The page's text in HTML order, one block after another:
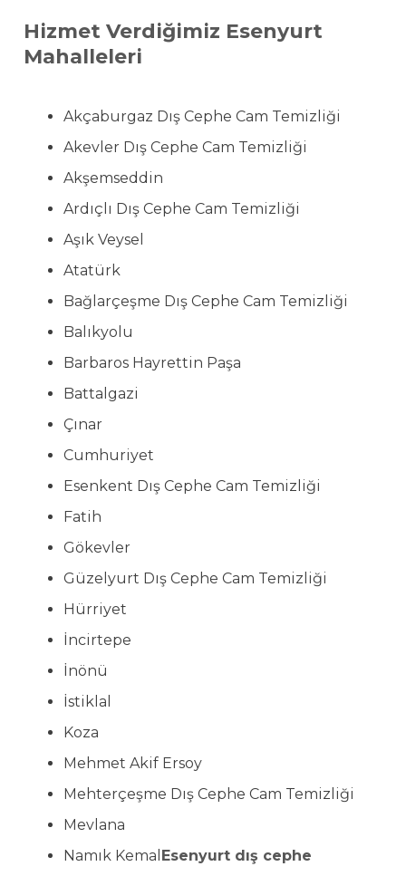
Hizmet Verdiğimiz Esenyurt
Mahalleleri
Akçaburgaz Dış Cephe Cam Temizliği
Akevler Dış Cephe Cam Temizliği
Akşemseddin
Ardıçlı Dış Cephe Cam Temizliği
Aşık Veysel
Atatürk
Bağlarçeşme Dış Cephe Cam Temizliği
Balıkyolu
Barbaros Hayrettin Paşa
Battalgazi
Çınar
Cumhuriyet
Esenkent Dış Cephe Cam Temizliği
Fatih
Gökevler
Güzelyurt Dış Cephe Cam Temizliği
Hürriyet
İncirtepe
İnönü
İstiklal
Koza
Mehmet Akif Ersoy
Mehterçeşme Dış Cephe Cam Temizliği
Mevlana
Namık Kemal Esenyurt dış cephe